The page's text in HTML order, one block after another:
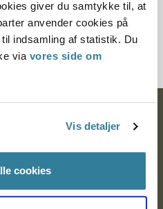
giver du samtykke til, at
anvender cookies på
indsamling af statistik. Du
via vores side om
Vis detaljer
cookies